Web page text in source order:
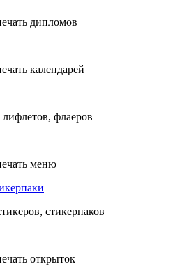
дипломов
календарей
флаеров
меню
стикерпаков
открыток